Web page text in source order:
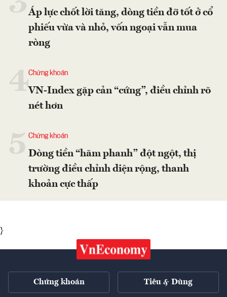
Áp lực chốt lời tăng, dòng tiền đỡ tốt ở cổ
phiếu vừa và nhỏ, vốn ngoại vẫn mua
ròng
4Chứng khoán
VN-Index gặp cản “cứng”, điều chỉnh rõ
nét hơn
Chứng khoán
Dòng tiền “hãm phanh” đột ngột, thị
trường điều chỉnh diện rộng, thanh
khoản cực thấp
}
Chứng khoán Tiêu & Dùng